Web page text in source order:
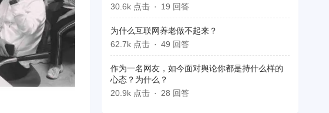
30.6k 点击
19 回答
为什么互联网养老做不起来？
62.7k 点击
49 回答
作为一名网友，如今面对舆论你都是持什么样的
心态？为什么？
20.9k 点击
28 回答